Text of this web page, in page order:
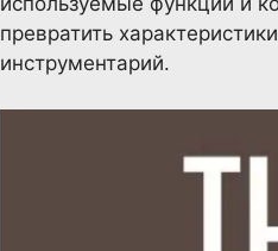
превратить
инструментарий.